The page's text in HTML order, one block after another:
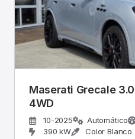
Maserati Grecale
4WD
10-2025 Automático
390 kW
Color Blanco